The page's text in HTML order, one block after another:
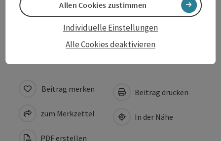
Barrierefreiheit
Beitrag merken
zum Merkzettel
PDF erstellen
Beitrag drucken
In der Nähe
Alle Cookies deaktivieren
Individuelle Einstellungen
Allen Cookies zustimmen